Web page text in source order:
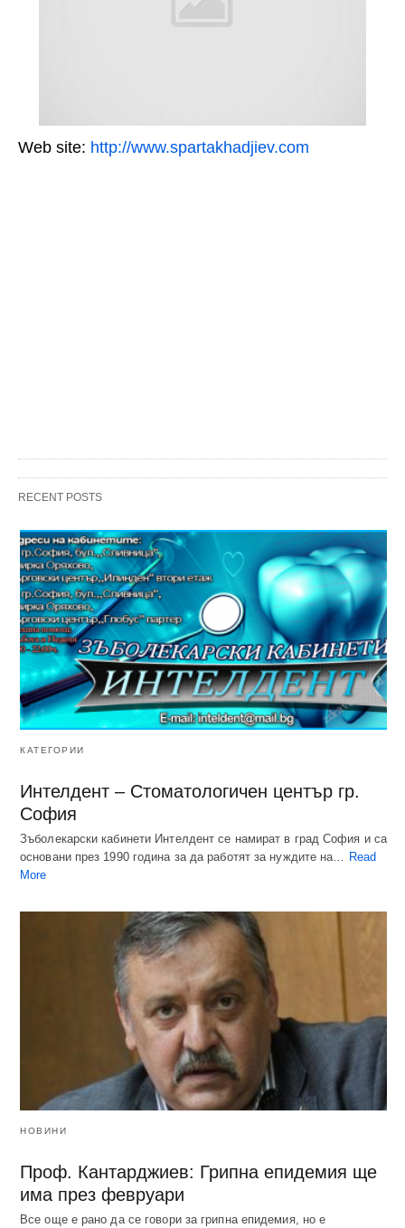
Web site: http://www.spartakhadjiev.com
RECENT POSTS
КАТЕГОРИИ
Интелдент – Стоматологичен център гр.
София
Зъболекарски кабинети Интелдент се намират в град София и са
основани през 1990 година за да работят за нуждите на…
Read
More
НОВИНИ
Проф. Кантарджиев: Грипна епидемия ще
има през февруари
Все още е рано да се говори за грипна епидемия, но е